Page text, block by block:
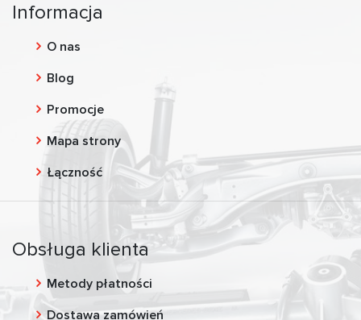
Informacja
O nas
Blog
Promocje
Mapa strony
Łączność
Obsługa klienta
Metody płatności
Dostawa zamówień